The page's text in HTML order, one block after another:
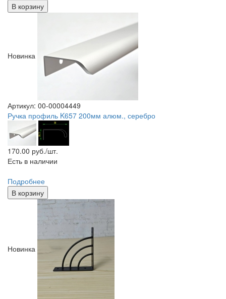
В корзину
Новинка
Артикул: 00-00004449
Ручка профиль K657 200мм алюм., серебро
170.00 руб./шт.
Есть в наличии
Подробнее
В корзину
Новинка